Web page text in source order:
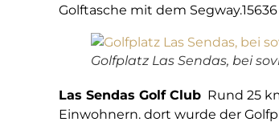
Golftasche mit dem
Golfplatz Las Sendas, bei
Las Sendas Golf Club Rund 25
Einwohnern. dort wurde der